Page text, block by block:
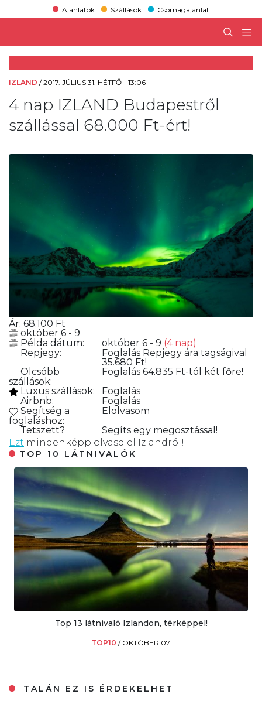
Ajánlatok Szállások Csomagajánlat
IZLAND /2017. JÚLIUS 31. HÉTFŐ - 13:06
4 nap IZLAND Budapestről
szállással 68.000 Ft-ért!
Ár: 68.100 Ft
október 6 - 9
Példa dátum:
október 6 - 9 (4 nap)
Repjegy:
Foglalás Repjegy ára tagságival
35.680 Ft!
Olcsóbb
szállások:
Foglalás 64.835 Ft-tól két főre!
Luxus szállások:
Foglalás
Airbnb:
Foglalás
Segítség a
foglaláshoz:
Elolvasom
Tetszett?
Segíts egy megosztással!
Ezt mindenképp olvasd el Izlandról!
TOP 10 LÁTNIVALÓK
Top 13 látnivaló Izlandon, térképpel!
TOP10 / OKTÓBER 07.
TALÁN EZ IS ÉRDEKELHET